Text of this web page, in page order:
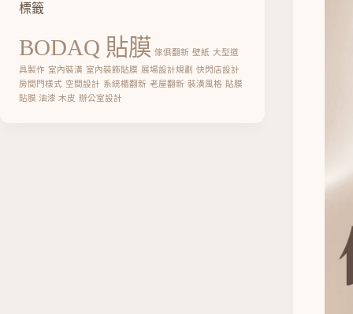
標籤
BODAQ 貼膜 傢俱翻新 壁紙 大型道
具製作 室內裝潢 室內裝飾貼膜 展場設計規劃
快閃店設計
房間門樣式 空間設計 系統櫃翻新 老屋翻新 裝潢風格 貼膜
貼膜 油漆 木皮 辦公室設計